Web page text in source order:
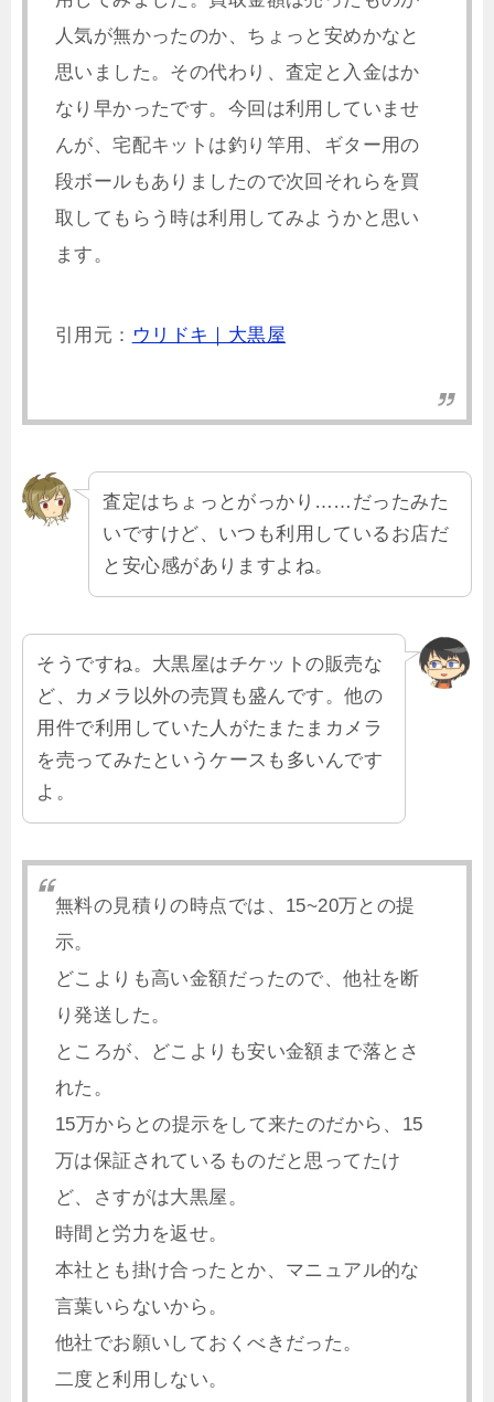
人気が無かったのか、ちょっと安めかなと
思いました。その代わり、査定と入金はか
なり早かったです。今回は利用していませ
んが、宅配キットは釣り竿用、ギター用の
段ボールもありましたので次回それらを買
取してもらう時は利用してみようかと思い
ます。
引用元： ウリドキ｜大黒屋
査定はちょっとがっかり……だったみた
いですけど、いつも利用しているお店だ
と安心感がありますよね。
そうですね。大黒屋はチケットの販売な
ど、カメラ以外の売買も盛んです。他の
用件で利用していた人がたまたまカメラ
を売ってみたというケースも多いんです
よ。
無料の見積りの時点では、15~20万との提
示。
どこよりも高い金額だったので、他社を断
り発送した。
ところが、どこよりも安い金額まで落とさ
れた。
15万からとの提示をして来たのだから、15
万は保証されているものだと思ってたけ
ど、さすがは大黒屋。
時間と労力を返せ。
本社とも掛け合ったとか、マニュアル的な
言葉いらないから。
他社でお願いしておくべきだった。
二度と利用しない。